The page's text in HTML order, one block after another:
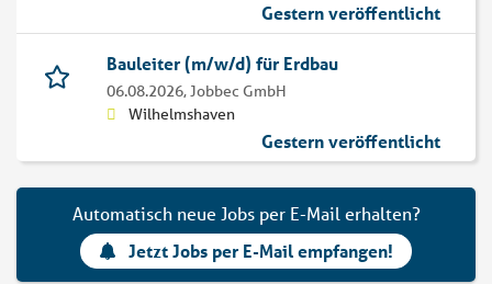
Gestern veröffentlicht
Bauleiter (m/w/d) für Erdbau
06.08.2026,Jobbec GmbH
Wilhelmshaven
Gestern veröffentlicht
Automatisch neue Jobs per E-Mail erhalten?
Jetzt Jobs per E-Mail empfangen!